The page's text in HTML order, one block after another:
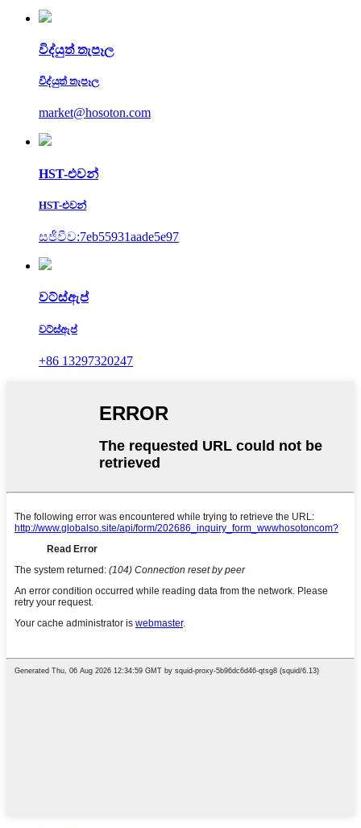
විද්යුත් තැපෑල
විද්යුත් තැපෑල
market@hosoton.com
HST-එවන්
HST-එවන්
සජීවීව:7eb55931aade5e97
වට්ස්ඇප්
වට්ස්ඇප්
+86 13297320247